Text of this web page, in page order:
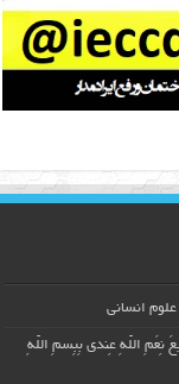
انسانی
نِعَمِ اللّهِ عِندی بِبِسمِ اللّهِ